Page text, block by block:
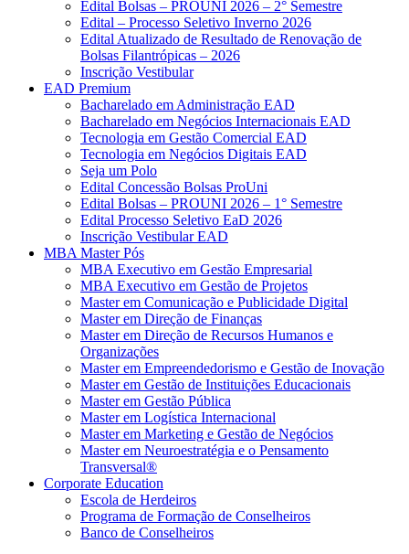
Edital Bolsas – PROUNI 2026 – 2° Semestre
Edital – Processo Seletivo Inverno 2026
Edital Atualizado de Resultado de Renovação de
Bolsas Filantrópicas – 2026
Inscrição Vestibular
EAD Premium
Bacharelado em Administração EAD
Bacharelado em Negócios Internacionais EAD
Tecnologia em Gestão Comercial EAD
Tecnologia em Negócios Digitais EAD
Seja um Polo
Edital Concessão Bolsas ProUni
Edital Bolsas – PROUNI 2026 – 1° Semestre
Edital Processo Seletivo EaD 2026
Inscrição Vestibular EAD
MBA Master Pós
MBA Executivo em Gestão Empresarial
MBA Executivo em Gestão de Projetos
Master em Comunicação e Publicidade Digital
Master em Direção de Finanças
Master em Direção de Recursos Humanos e
Organizações
Master em Empreendedorismo e Gestão de Inovação
Master em Gestão de Instituições Educacionais
Master em Gestão Pública
Master em Logística Internacional
Master em Marketing e Gestão de Negócios
Master em Neuroestratégia e o Pensamento
Transversal®
Corporate Education
Escola de Herdeiros
Programa de Formação de Conselheiros
Banco de Conselheiros